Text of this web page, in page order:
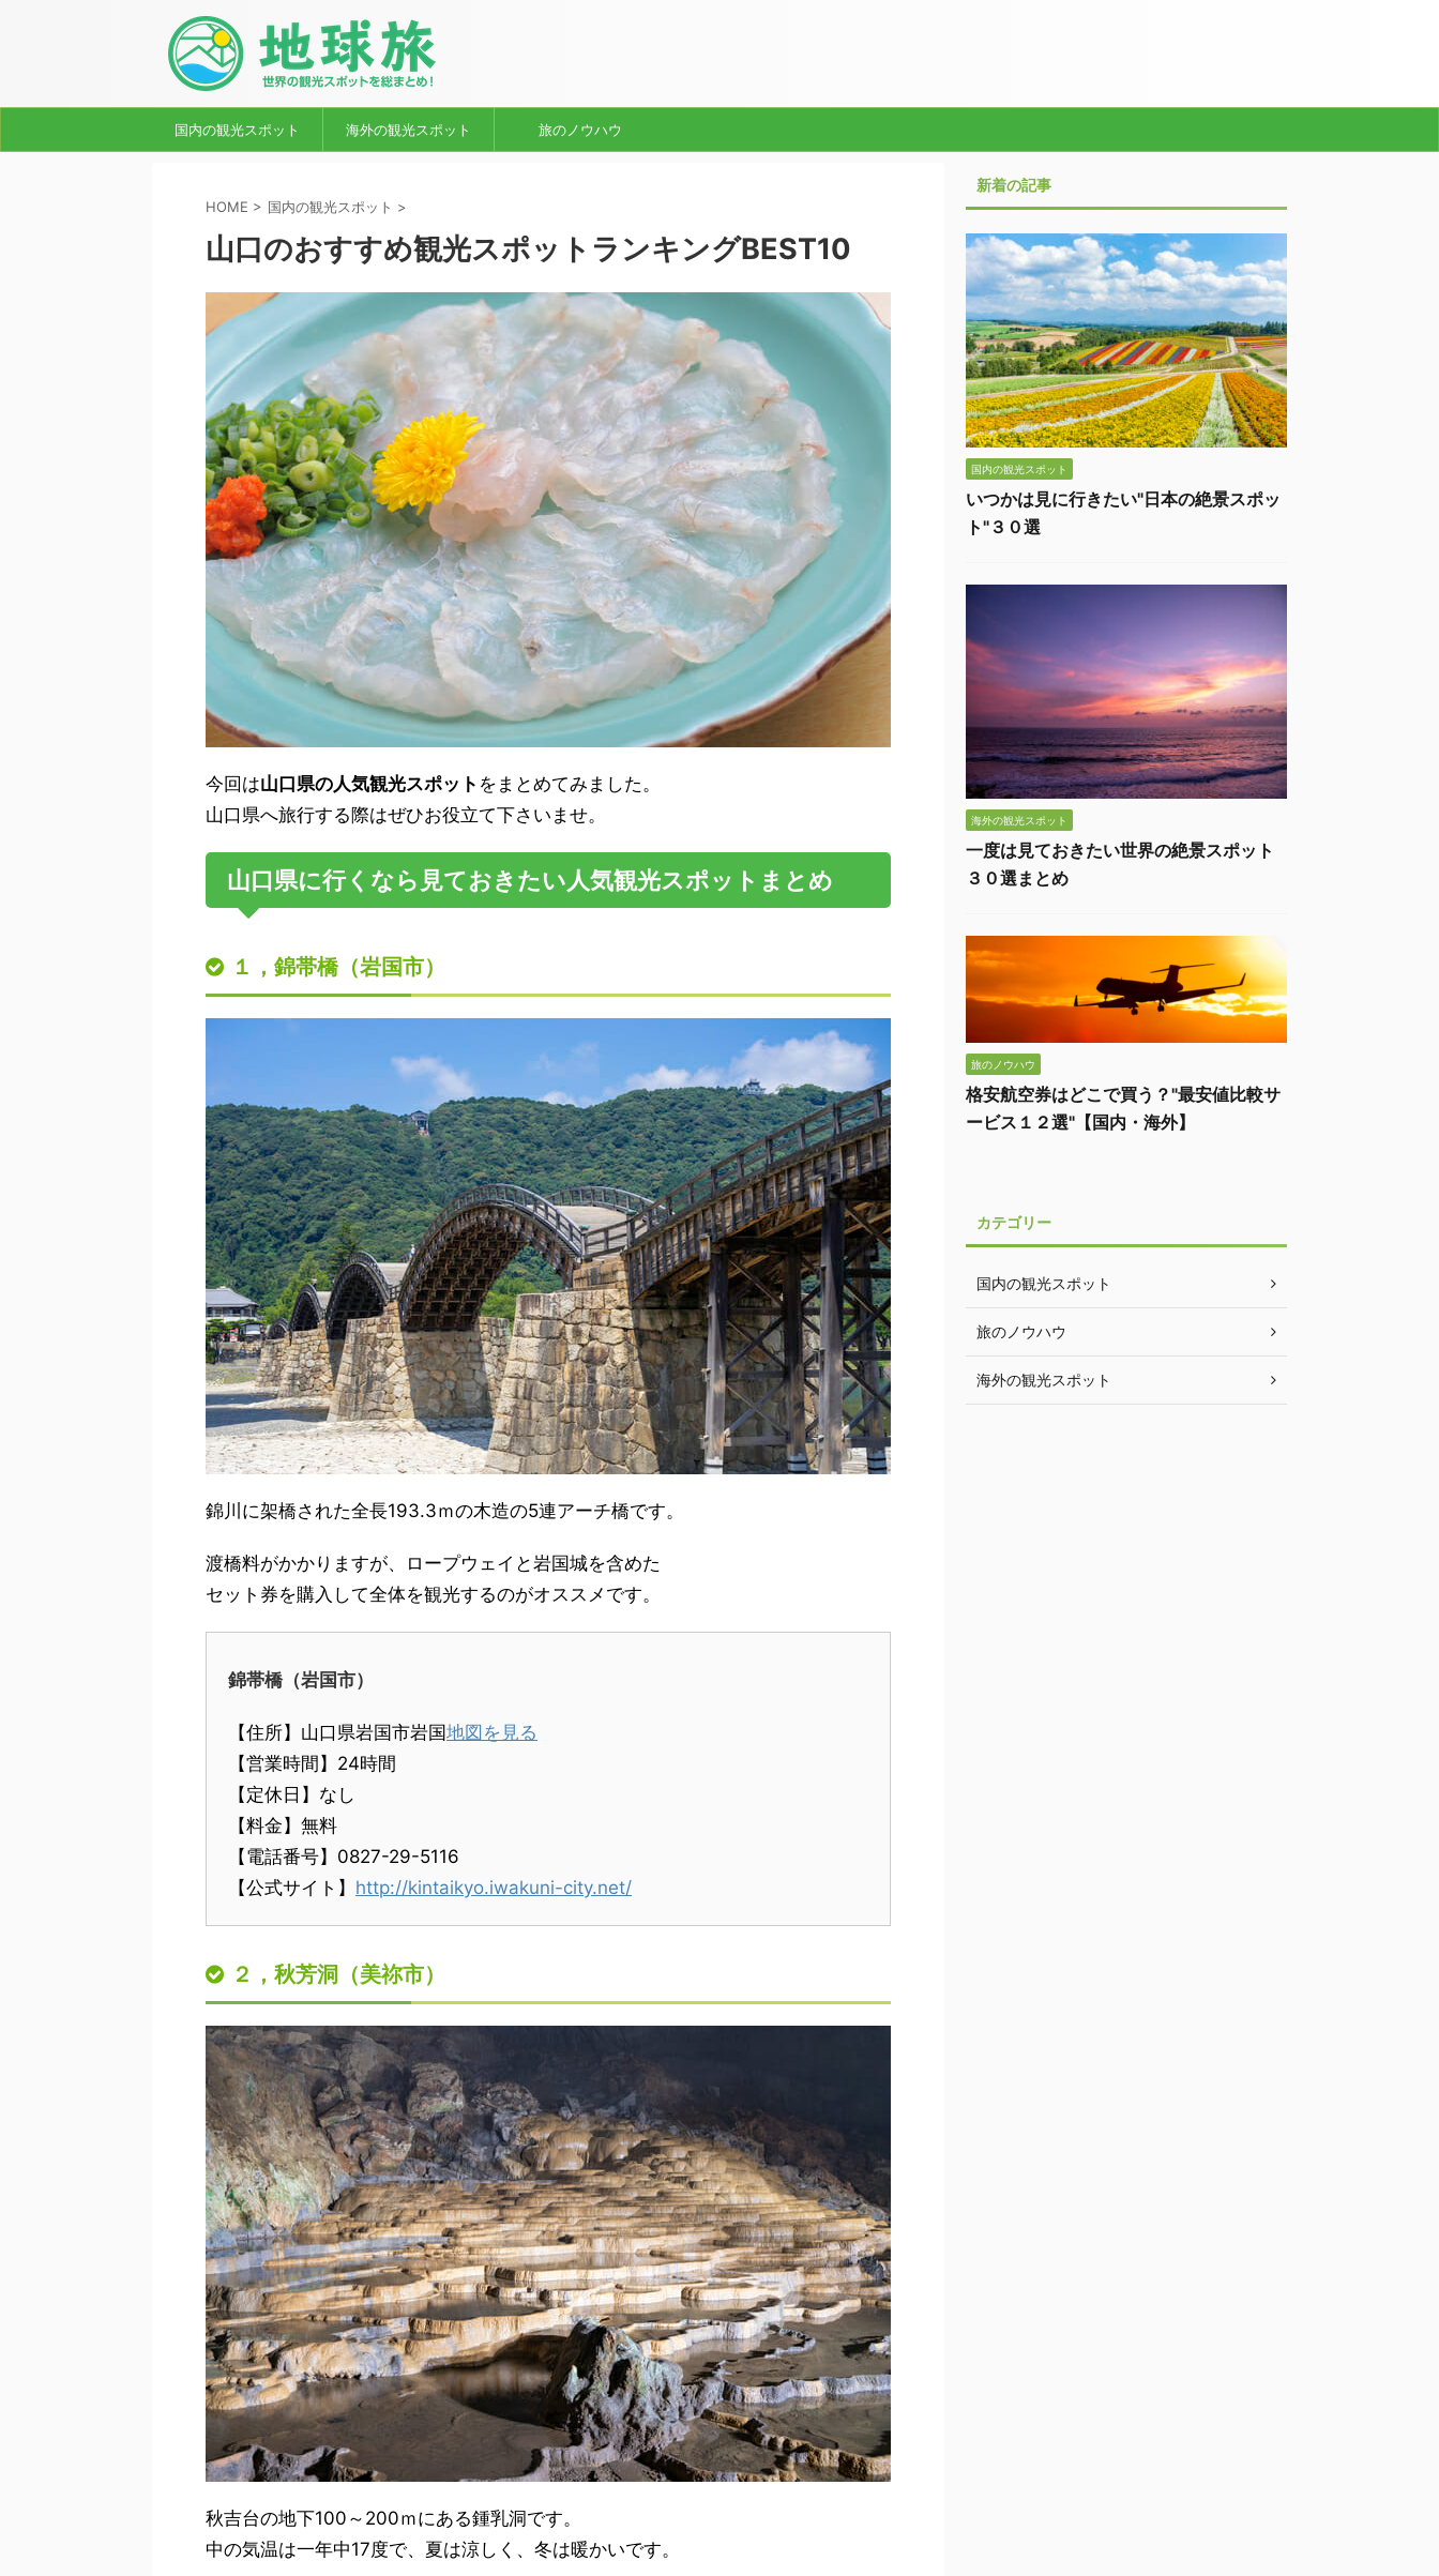
国内の観光スポット 海外の観光スポット 旅のノウハウ
HOME > 国内の観光スポット >
山口のおすすめ観光スポットランキングBEST10
今回は山口県の人気観光スポット をまとめてみました。
山口県へ旅行する際はぜひお役立て下さいませ。
山口県に行くなら見ておきたい人気観光スポットまとめ
１，錦帯橋（岩国市）
錦川に架橋された全長193.3ｍの木造の5連アーチ橋です。
渡橋料がかかりますが、ロープウェイと岩国城を含めた
セット券を購入して全体を観光するのがオススメです。
錦帯橋（岩国市）
【住所】山口県岩国市岩国地図を見る
【営業時間】24時間
【定休日】なし
【料金】無料
【電話番号】0827-29-5116
【公式サイト】 http://kintaikyo.iwakuni-city.net/
２，秋芳洞（美祢市）
秋吉台の地下100～200ｍにある鍾乳洞です。
中の気温は一年中17度で、夏は涼しく、冬は暖かいです。
新着の記事
国内の観光スポット
いつかは見に行きたい"日本の絶景スポッ
ト"３０選
海外の観光スポット
一度は見ておきたい世界の絶景スポット
３０選まとめ
旅のノウハウ
格安航空券はどこで買う？"最安値比較サ
ービス１２選"【国内・海外】
カテゴリー
国内の観光スポット
旅のノウハウ
海外の観光スポット